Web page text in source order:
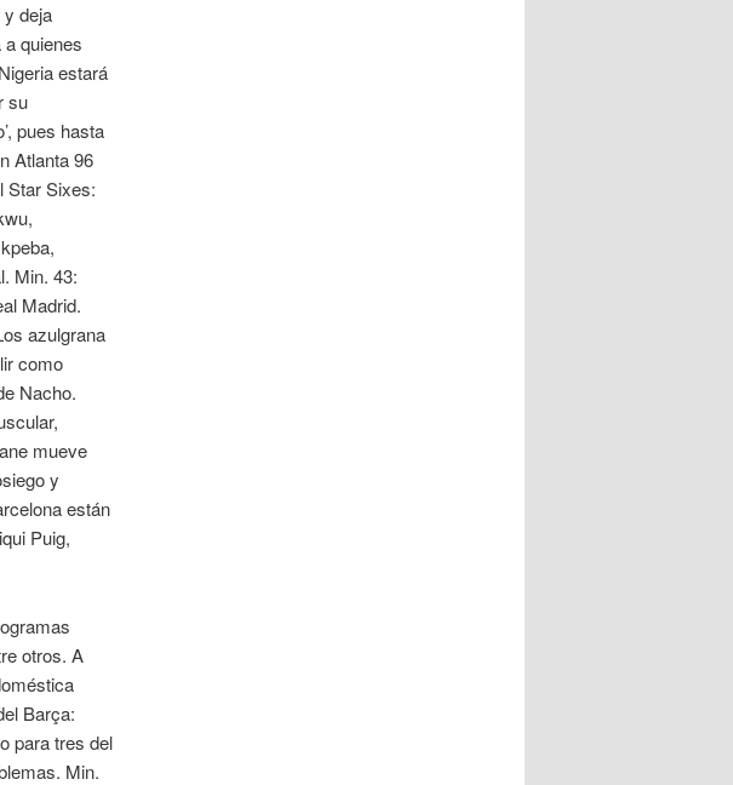
deja
quienes
estará
su
pues hasta
Atlanta 96
Star Sixes:
Min. 43:
Madrid.
azulgrana
como
Nacho.
mueve
y
están
Puig,
otros. A
Barça:
para tres del
Min.